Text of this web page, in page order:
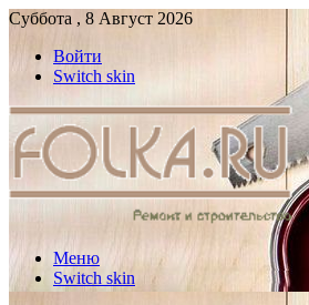
Суббота , 8 Август 2026
Войти
Switch skin
Меню
Switch skin